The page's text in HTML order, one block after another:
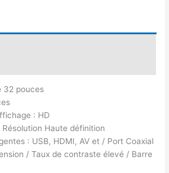
32 pouces
: HD
Résolution Haute définition
: USB, HDMI, AV et / Port Coaxial
/ Taux de contraste élevé / Barre